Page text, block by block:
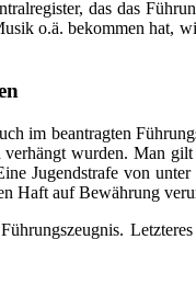
das das
o.ä. bekommen hat,
im beantragten
wurden. Man
Jugendstrafe von
Haft auf Bewährung